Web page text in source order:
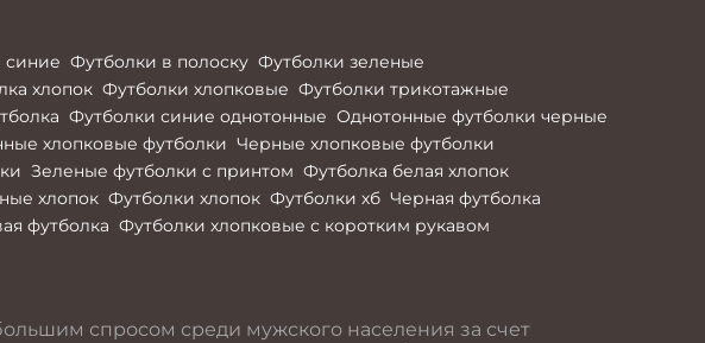
синие Футболки в полоску Футболки зеленые
хлопок Футболки хлопковые Футболки трикотажные
Футболки синие однотонные Однотонные футболки черные
хлопковые футболки Черные хлопковые футболки
Зеленые футболки с принтом Футболка белая хлопок
хлопок Футболки хлопок Футболки хб Черная футболка
футболка Футболки хлопковые с коротким рукавом
спросом среди мужского населения за счет